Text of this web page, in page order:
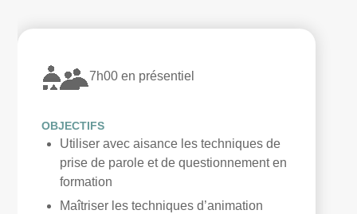
7h00 en présentiel
OBJECTIFS
Utiliser avec aisance les techniques de
prise de parole et de questionnement en
formation
Maîtriser les techniques d’animation